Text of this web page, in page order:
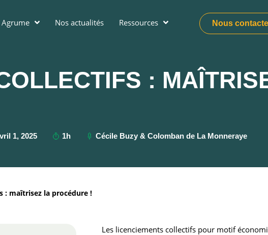
Agrume Nos actualités Ressources Nous
:
1, 2025 1h Cécile Buzy & Colomban de La Monneraye
: maîtrisez la procédure !
Les licenciements collectifs pour motif